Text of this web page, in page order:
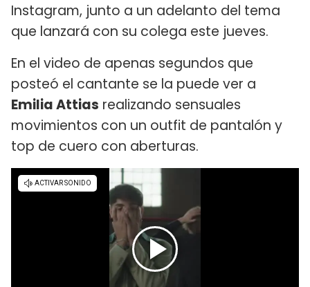
Instagram, junto a un adelanto del tema
que lanzará con su colega este jueves.
En el video de apenas segundos que
posteó el cantante se la puede ver a
Emilia Attias realizando sensuales
movimientos con un outfit de pantalón y
top de cuero con aberturas.